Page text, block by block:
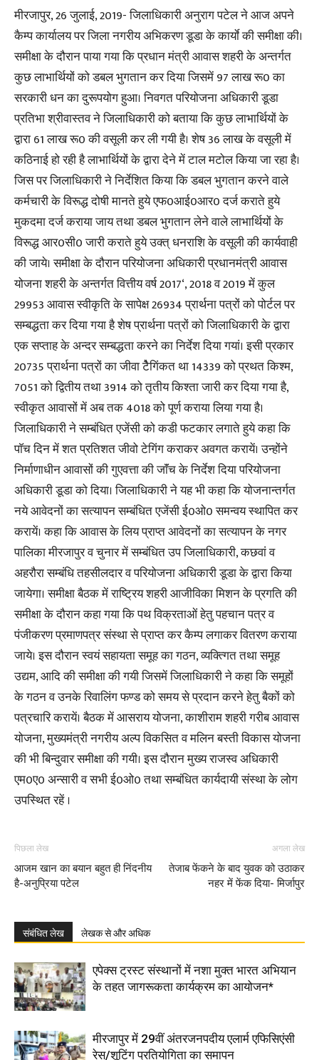
मीरजापुर, 26 जुलाई, 2019- जिलाधिकारी अनुराग पटेल ने आज अपने
कैम्प कार्यालय पर जिला नगरीय अभिकरण डूडा के कार्याे की समीक्षा की।
समीक्षा के दौरान पाया गया कि प्रधान मंत्री आवास शहरी के अन्तर्गत
कुछ लाभार्थियों को डबल भुगतान कर दिया जिसमें 97 लाख रू0 का
सरकारी धन का दुरूपयोग हुआ। निवगत परियोजना अधिकारी डूडा
प्रतिभा श्रीवास्तव ने जिलाधिकारी को बताया कि कुछ लाभार्थियों के
द्वारा 61 लाख रू0 की वसूली कर ली गयी है। शेष 36 लाख के वसूली में
कठिनाई हो रही है लाभार्थियों के द्वारा देने में टाल मटोल किया जा रहा है।
जिस पर जिलाधिकारी ने निर्देशित किया कि डबल भुगतान करने वाले
कर्मचारी के विरूद्ध दोषी मानते हुये एफ0आई0आर0 दर्ज कराते हुये
मुकदमा दर्ज कराया जाय तथा डबल भुगतान लेने वाले लाभार्थियों के
विरूद्ध आर0सी0 जारी कराते हुये उक्त् धनराशि के वसूली की कार्यवाही
की जाये। समीक्षा के दौरान परियोजना अधिकारी प्रधानमंत्री आवास
योजना शहरी के अन्तर्गत वित्तीय वर्ष 2017‘, 2018 व 2019 में कुल
29953 आवास स्वीकृति के सापेक्ष 26934 प्रार्थना पत्रों को पोर्टल पर
सम्बद्धता कर दिया गया है शेष प्रार्थना पत्रों को जिलाधिकारी के द्वारा
एक सप्ताह के अन्दर सम्बद्धता करने का निर्देश दिया गयां। इसी प्रकार
20735 प्रार्थना पत्रों का जीवा टेैगिंकत था 14339 को प्रथत किश्म,
7051 को द्वितीय तथा 3914 को तृतीय किश्ता जारी कर दिया गया है,
स्वीकृत आवासों में अब तक 4018 को पूर्ण कराया लिया गया है।
जिलाधिकारी ने सम्बंधित एजेंसी को कडी फटकार लगाते हुये कहा कि
पाॅच दिन में शत प्रतिशत जीवो टेगिंग कराकर अवगत करायें। उन्होंने
निर्माणाधीन आवासों की गुएवत्ता की जाॅंच के निर्देश दिया परियोजना
अधिकारी डूडा को दिया। जिलाधिकारी ने यह भी कहा कि योजनान्तर्गत
नये आवेदनों का सत्यापन सम्बंधित एजेंसी ई0ओ0 समन्वय स्थापित कर
करायें। कहा कि आवास के लिय प्राप्त आवेदनों का सत्यापन के नगर
पालिका मीरजापुर व चुनार में सम्बंधित उप जिलाधिकारी, कछवां व
अहरौरा सम्बंधि तहसीलदार व परियोजना अधिकारी डूडा के द्वारा किया
जायेगा। समीक्षा बैठक में राष्ट्रिय शहरी आजीविका मिशन के प्रगति की
समीक्षा के दौरान कहा गया कि पथ विक्रताओं हेतु पहचान पत्र व
पंजीकरण प्रमाणपत्र संस्था से प्राप्त कर कैम्प लगाकर वितरण कराया
जाये। इस दौरान स्वयं सहायता समूह का गठन, व्यक्त्गित तथा समूह
उद्यम, आदि की समीक्षा की गयी जिसमें जिलाधिकारी ने कहा कि समूहों
के गठन व उनके रिवालिंग फण्ड को समय से प्रदान करने हेतु बैकों को
पत्रचारि करायें। बैठक में आसराय योजना, काशीराम शहरी गरीब आवास
योजना, मुख्यमंत्री नगरीय अल्प विकसित व मलिन बस्ती विकास योजना
की भी बिन्दुवार समीक्षा की गयी। इस दौरान मुख्य राजस्व अधिकारी
एम0ए0 अन्सारी व सभी ई0ओ0 तथा सम्बंधित कार्यदायी संस्था के लोग
उपस्थित रहें ।
पिछला लेख
आजम खान का बयान बहुत ही निंदनीय
है-अनुप्रिया पटेल
अगला लेख
तेजाब फेंकने के बाद युवक को उठाकर
नहर में फेंक दिया- मिर्जापुर
संबंधित लेख लेखक से और अधिक
एपेक्स ट्रस्ट संस्थानों में नशा मुक्त भारत अभियान
के तहत जागरूकता कार्यक्रम का आयोजन*
मीरजापुर में 29वीं अंतरजनपदीय एलार्म एफिसिएंसी
रेस/शूटिंग प्रतियोगिता का समापन